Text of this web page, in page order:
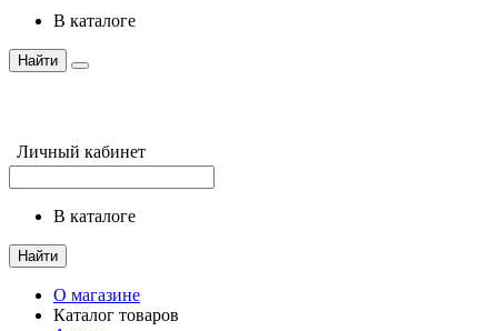
в каталоге
Найти
Личный кабинет
в каталоге
Найти
О магазине
Каталог товаров